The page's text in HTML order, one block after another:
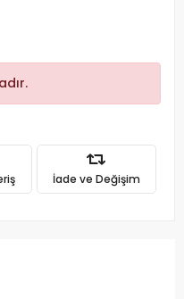
İade ve Değişim